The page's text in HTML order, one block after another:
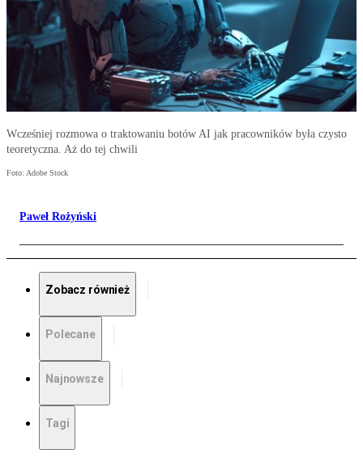
Wcześniej rozmowa o traktowaniu botów AI jak pracowników była czysto
teoretyczna. Aż do tej chwili
Foto: Adobe Stock
Paweł Rożyński
Zobacz również
Polecane
Najnowsze
Tagi